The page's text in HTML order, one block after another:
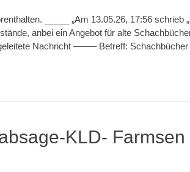
_____ „Am 13.05.26, 17:56 schrieb
anbei ein Angebot für alte
Nachricht ——– Betreff: Schachbücher
KLD- Farmsen